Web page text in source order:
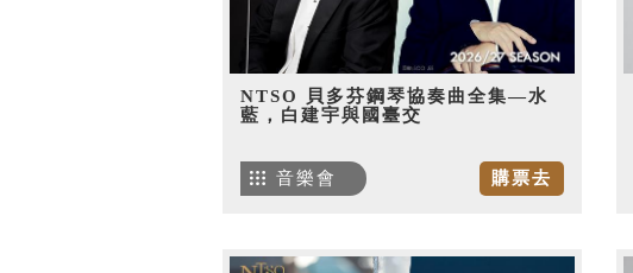
NTSO 貝多芬鋼琴協奏曲全集—水
藍，白建宇與國臺交
購票去
音樂會